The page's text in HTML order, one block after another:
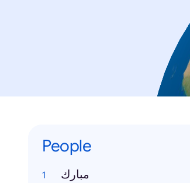
People
مبارك